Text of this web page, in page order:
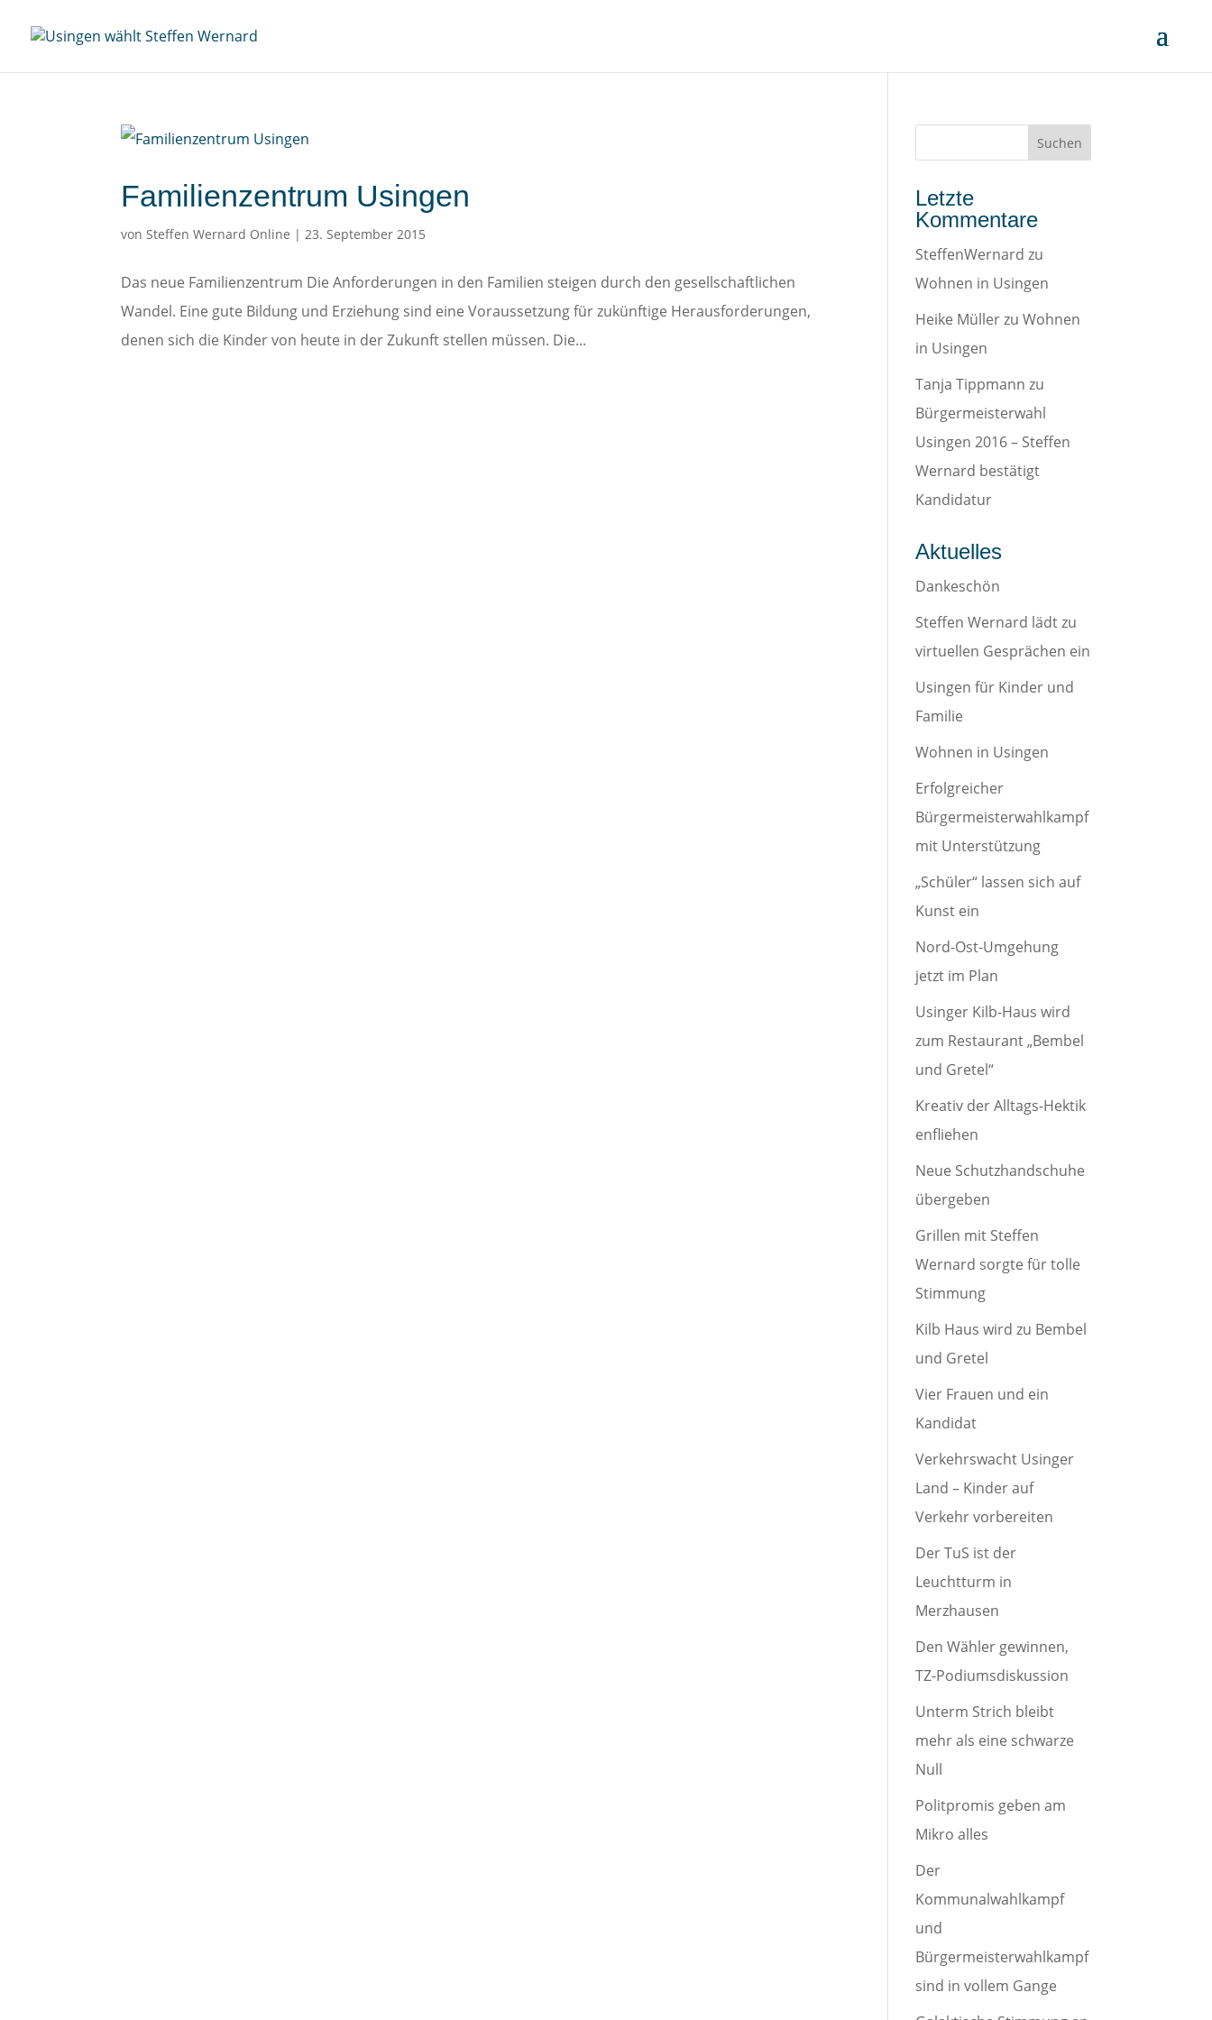
Familienzentrum Usingen
vonSteffen Wernard Online |23. September 2015
Das neue Familienzentrum Die Anforderungen in den Familien steigen durch den gesellschaftlichen
Wandel. Eine gute Bildung und Erziehung sind eine Voraussetzung für zukünftige Herausforderungen,
denen sich die Kinder von heute in der Zukunft stellen müssen. Die...
Letzte
Kommentare
SteffenWernard zu
Wohnen in Usingen
Heike MüllerzuWohnen
in Usingen
Tanja Tippmann zu
Bürgermeisterwahl
Usingen 2016 – Steffen
Wernard bestätigt
Kandidatur
Aktuelles
Dankeschön
Steffen Wernard lädt zu
virtuellen Gesprächen ein
Usingen für Kinder und
Familie
Wohnen in Usingen
Erfolgreicher
Bürgermeisterwahlkampf
mit Unterstützung
„Schüler“ lassen sich auf
Kunst ein
Nord-Ost-Umgehung
jetzt im Plan
Usinger Kilb-Haus wird
zum Restaurant „Bembel
und Gretel“
Kreativ der Alltags-Hektik
enfliehen
Neue Schutzhandschuhe
übergeben
Grillen mit Steffen
Wernard sorgte für tolle
Stimmung
Kilb Haus wird zu Bembel
und Gretel
Vier Frauen und ein
Kandidat
Verkehrswacht Usinger
Land – Kinder auf
Verkehr vorbereiten
Der TuS ist der
Leuchtturm in
Merzhausen
Den Wähler gewinnen,
TZ-Podiumsdiskussion
Unterm Strich bleibt
mehr als eine schwarze
Null
Politpromis geben am
Mikro alles
Der
Kommunalwahlkampf
und
Bürgermeisterwahlkampf
sind in vollem Gange